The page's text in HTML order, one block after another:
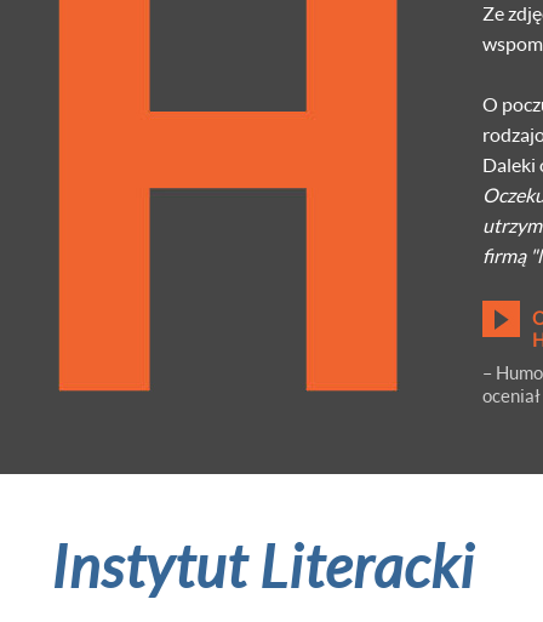
Ze
O
Daleki
firmą
–
Instytut Literacki